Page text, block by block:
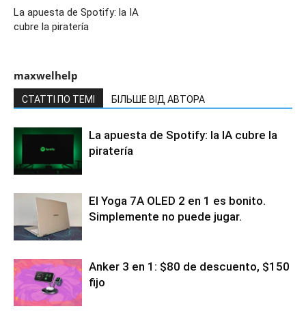
La apuesta de Spotify: la IA
cubre la piratería
maxwelhelp
СТАТТІ ПО ТЕМІ БІЛЬШЕ ВІД АВТОРА
La apuesta de Spotify: la IA cubre la
piratería
El Yoga 7A OLED 2 en 1 es bonito.
Simplemente no puede jugar.
Anker 3 en 1: $80 de descuento, $150
fijo